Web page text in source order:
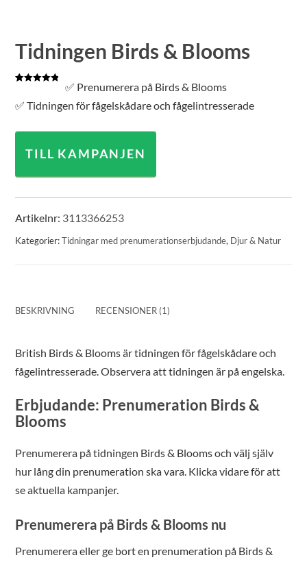
Tidningen Birds & Blooms
baserat på
kundrecension
✅ Prenumerera på Birds & Blooms
✅ Tidningen för fågelskådare och fågelintresserade
TILL KAMPANJEN
Artikelnr: 3113366253
Kategorier:Tidningar med prenumerationserbjudande, Djur & Natur
BESKRIVNING RECENSIONER (1)
British Birds & Blooms är tidningen för fågelskådare och
fågelintresserade. Observera att tidningen är på engelska.
Erbjudande: Prenumeration Birds &
Blooms
Prenumerera på tidningen Birds & Blooms och välj själv
hur lång din prenumeration ska vara. Klicka vidare för att
se aktuella kampanjer.
Prenumerera på Birds & Blooms nu
Prenumerera eller ge bort en prenumeration på Birds &